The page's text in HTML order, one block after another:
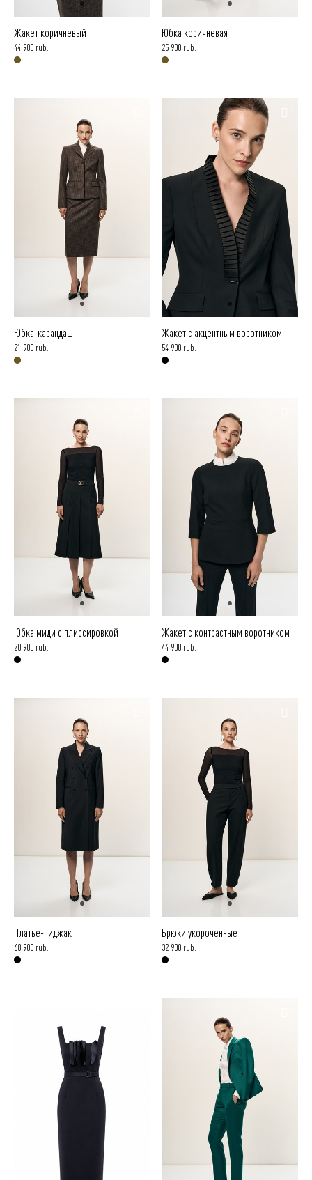
Жакет коричневый
44 900 rub.
Юбка коричневая
25 900 rub.
Юбка-карандаш
21 900 rub.
Жакет с акцентным воротником
54 900 rub.
Юбка миди с плиссировкой
20 900 rub.
Жакет с контрастным воротником
44 900 rub.
Платье-пиджак
68 900 rub.
Брюки укороченные
32 900 rub.